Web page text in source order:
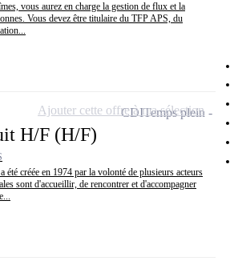
vous aurez en charge la gestion de flux et la
Vous devez être titulaire du TFP APS, du
H/F (H/F)
créée en 1974 par la volonté de plusieurs acteurs
sont d'accueillir, de rencontrer et d'accompagner
CDITemps plein
Ajouter cette offre à ma sélection